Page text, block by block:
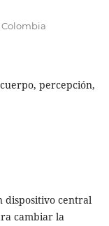
percepción,
dispositivo central
cambiar la